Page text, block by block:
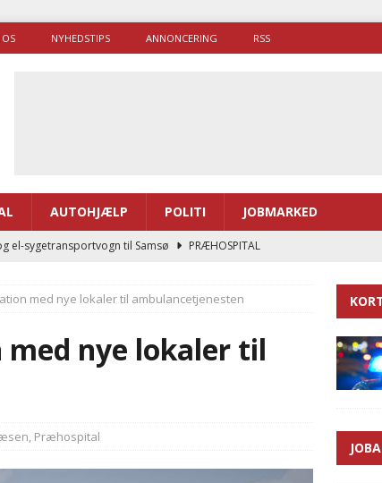
NYHEDSTIPS ANNONCERING RSS
AUTOHJÆLP POLITI JOBMARKED
el-sygetransportvogn til Samsø
PRÆHOSPITAL
skal ruste betjentene til mere kompleks
flere brandstationer, mens Falcks andel fortsætter
med nye lokaler til ambulancetjenesten
nye lokaler til
, Præhospital